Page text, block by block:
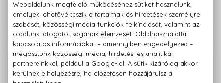
KAPCSOLÓDÓ TERMÉKEK
100% eredeti termékek,14 napos visszaküldési garanciával